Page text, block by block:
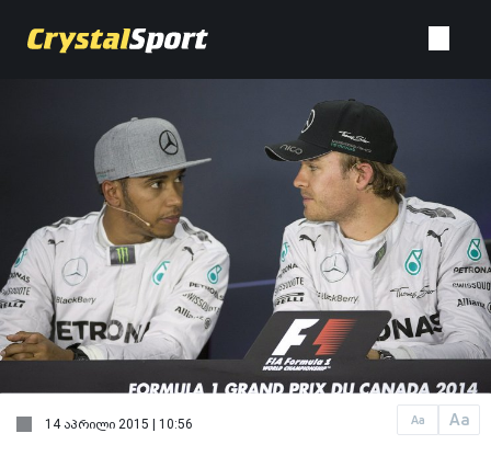
Aa Aa
14 აპრილი 2015 | 10:56